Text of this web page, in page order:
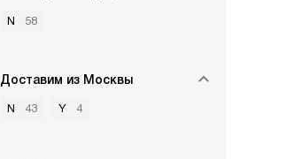
N 58
Доставим из Москвы
N 43 Y 4